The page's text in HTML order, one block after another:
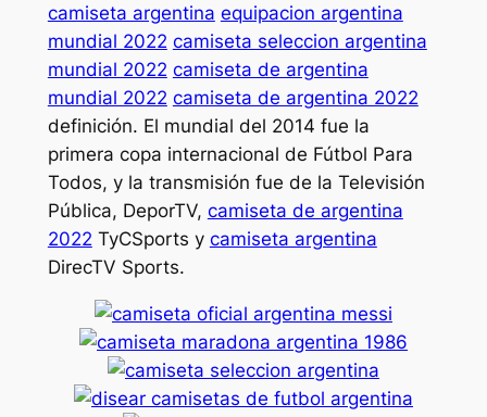
camiseta argentina equipacion argentina
mundial 2022 camiseta seleccion argentina
mundial 2022 camiseta de argentina
mundial 2022 camiseta de argentina 2022
definición. El mundial del 2014 fue la
primera copa internacional de Fútbol Para
Todos, y la transmisión fue de la Televisión
Pública, DeporTV, camiseta de argentina
2022 TyCSports y camiseta argentina
DirecTV Sports.